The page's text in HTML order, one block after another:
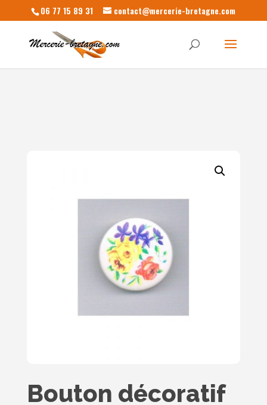
06 77 15 89 31 contact@mercerie-bretagne.com
Bouton décoratif